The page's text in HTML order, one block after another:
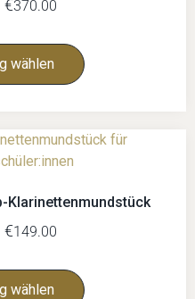
€370.00
wählen
Klarinettenmundstück
€149.00
wählen